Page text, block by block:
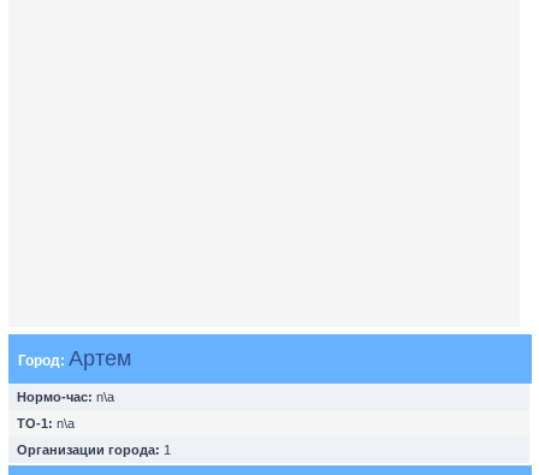
Город: Артем
Нормо-час: n\a
ТО-1: n\a
Организации города: 1